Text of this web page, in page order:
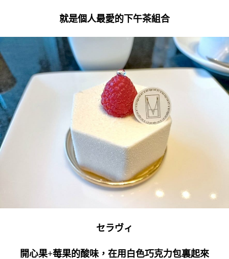
就是個人最愛的下午茶組合
セラヴィ
開心果+莓果的酸味，在用白色巧克力包裏起來